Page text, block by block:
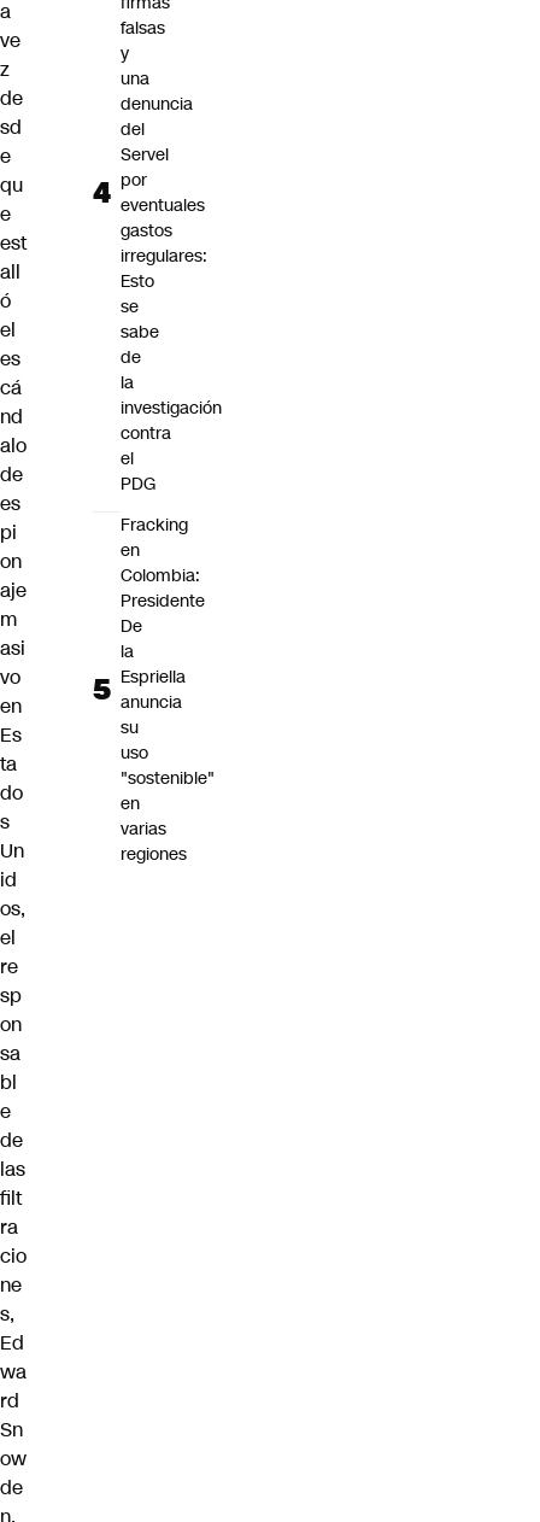
a
ve
z
de
sd
e
qu
e
est
all
ó
el
es
cá
nd
alo
de
es
pi
on
aje
m
asi
vo
en
Es
ta
do
s
Un
id
os,
el
re
sp
on
sa
bl
e
de
las
filt
ra
cio
ne
s,
Ed
wa
rd
Sn
ow
de
n,
falsas
y
una
denuncia
del
Servel
por
eventuales
gastos
irregulares:
Esto
se
sabe
de
la
investigación
contra
el
PDG
Fracking
en
Colombia:
Presidente
De
la
Espriella
anuncia
su
uso
"sostenible"
en
varias
regiones